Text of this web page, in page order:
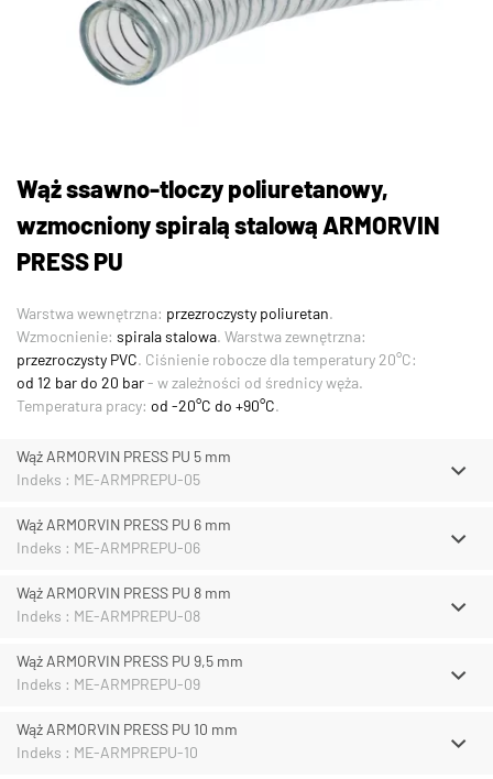
Wąż ssawno-tloczy poliuretanowy,
wzmocniony spiralą stalową ARMORVIN
PRESS PU
Warstwa wewnętrzna: przezroczysty poliuretan.
Wzmocnienie: spirala stalowa. Warstwa zewnętrzna:
przezroczysty PVC. Ciśnienie robocze dla temperatury 20°C:
od 12 bar do 20 bar- w zależności od średnicy węża.
Temperatura pracy: od -20°C do +90°C.
Wąż ARMORVIN PRESS PU 5 mm
Indeks : ME-ARMPREPU-05
Wąż ARMORVIN PRESS PU 6 mm
Indeks : ME-ARMPREPU-06
Wąż ARMORVIN PRESS PU 8 mm
Indeks : ME-ARMPREPU-08
Wąż ARMORVIN PRESS PU 9,5 mm
Indeks : ME-ARMPREPU-09
Wąż ARMORVIN PRESS PU 10 mm
Indeks : ME-ARMPREPU-10